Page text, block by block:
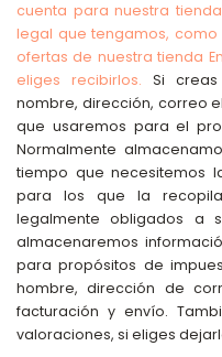
cuenta para nuestra
legal que tengamos,
ofertas de nuestra tienda
eliges recibirlos. Si
nombre, dirección, correo
que usaremos para el
Normalmente
tiempo que necesitemos
para los que la
legalmente obligados a
almacenaremos
para propósitos de
hombre, dirección de
facturación y envío.
valoraciones, si eliges